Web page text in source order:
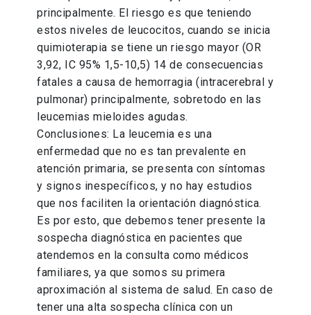
principalmente. El riesgo es que teniendo
estos niveles de leucocitos, cuando se inicia
quimioterapia se tiene un riesgo mayor (OR
3,92, IC 95% 1,5-10,5) 14 de consecuencias
fatales a causa de hemorragia (intracerebral y
pulmonar) principalmente, sobretodo en las
leucemias mieloides agudas.
Conclusiones: La leucemia es una
enfermedad que no es tan prevalente en
atención primaria, se presenta con síntomas
y signos inespecíficos, y no hay estudios
que nos faciliten la orientación diagnóstica.
Es por esto, que debemos tener presente la
sospecha diagnóstica en pacientes que
atendemos en la consulta como médicos
familiares, ya que somos su primera
aproximación al sistema de salud. En caso de
tener una alta sospecha clínica con un